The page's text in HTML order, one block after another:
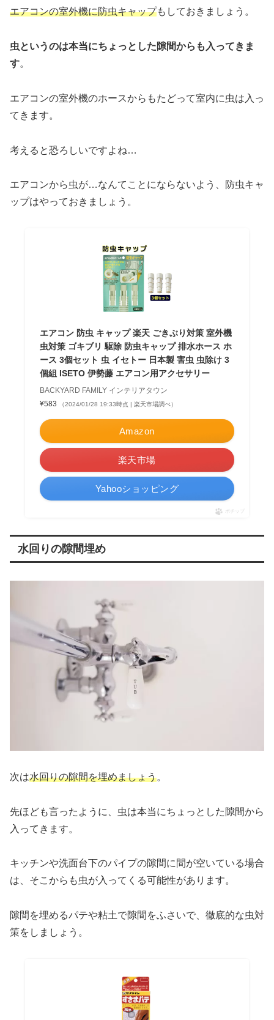
エアコンの室外機に防虫キャップもしておきましょう。
虫というのは本当にちょっとした隙間からも入ってきま
す。
エアコンの室外機のホースからもたどって室内に虫は入っ
てきます。
考えると恐ろしいですよね…
エアコンから虫が…なんてことにならないよう、防虫キャ
ップはやっておきましょう。
エアコン 防虫 キャップ 楽天 ごきぶり対策 室外機
虫対策 ゴキブリ 駆除 防虫キャップ 排水ホース ホ
ース 3個セット 虫 イセトー 日本製 害虫 虫除け 3
個組 ISETO 伊勢藤 エアコン用アクセサリー
BACKYARD FAMILY インテリアタウン
¥583
（2024/01/28 19:33時点 | 楽天市場調べ）
Amazon
楽天市場
Yahooショッピング
ポチップ
水回りの隙間埋め
次は水回りの隙間を埋めましょう。
先ほども言ったように、虫は本当にちょっとした隙間から
入ってきます。
キッチンや洗面台下のパイプの隙間に間が空いている場合
は、そこからも虫が入ってくる可能性があります。
隙間を埋めるパテや粘土で隙間をふさいで、徹底的な虫対
策をしましょう。